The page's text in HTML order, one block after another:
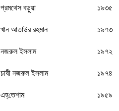
প্রমথেস বড়ুয়া ১৯৩৫
খান আতাউর রহমান ১৯৭৩
নজরুল ইসলাম ১৯৭২
চাষী নজরুল ইসলাম ১৯৭৪
এহ্‌তেশাম ১৯৫৯